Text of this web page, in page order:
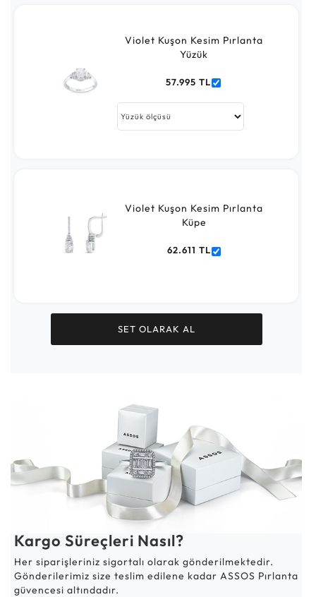
Violet Kuşon Kesim Pırlanta
Yüzük
57.995 TL
Violet Kuşon Kesim Pırlanta
Küpe
62.611 TL
SET OLARAK AL
Kargo Süreçleri Nasıl?
Her siparişleriniz sigortalı olarak gönderilmektedir.
Gönderilerimiz size teslim edilene kadar ASSOS Pırlanta
güvencesi altındadır.